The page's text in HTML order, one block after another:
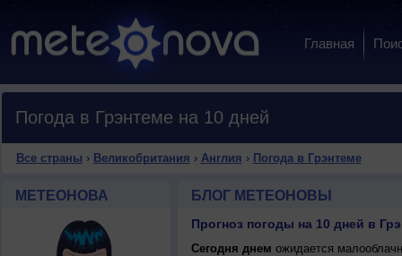
Главная
Погода в Грэнтеме на 10 дней
Все страны › Великобритания › Англия › Погода в Грэнтеме
МЕТЕОНОВА БЛОГ МЕТЕОНОВЫ
Прогноз погоды на 10 дней в
Сегодня днем ожидается